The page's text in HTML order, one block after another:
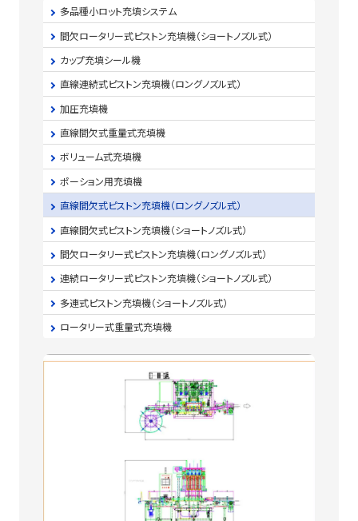
多品種小ロット充填システム
間欠ロータリー式ピストン充填機（ショートノズル式）
カップ充填シール機
直線連続式ピストン充填機（ロングノズル式）
加圧充填機
直線間欠式重量式充填機
ボリューム式充填機
ポーション用充填機
直線間欠式ピストン充填機（ロングノズル式）
直線間欠式ピストン充填機（ショートノズル式）
間欠ロータリー式ピストン充填機（ロングノズル式）
連続ロータリー式ピストン充填機（ショートノズル式）
多連式ピストン充填機（ショートノズル式）
ロータリー式重量式充填機